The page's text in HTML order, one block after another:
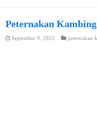
Peternakan
September 9, 2022 peternakan-